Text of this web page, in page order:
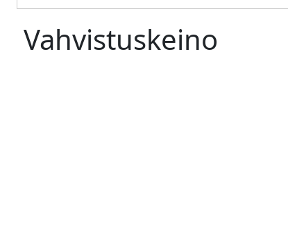
Vahvistuskeino